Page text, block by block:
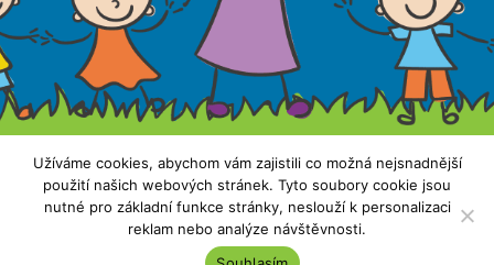
Všechna práva vyhrazena. Copyright © 2019 ZŠ
Užíváme cookies, abychom vám zajistili co možná nejsnadnější
použití našich webových stránek. Tyto soubory cookie jsou
nutné pro základní funkce stránky, neslouží k personalizaci
reklam nebo analýze návštěvnosti.